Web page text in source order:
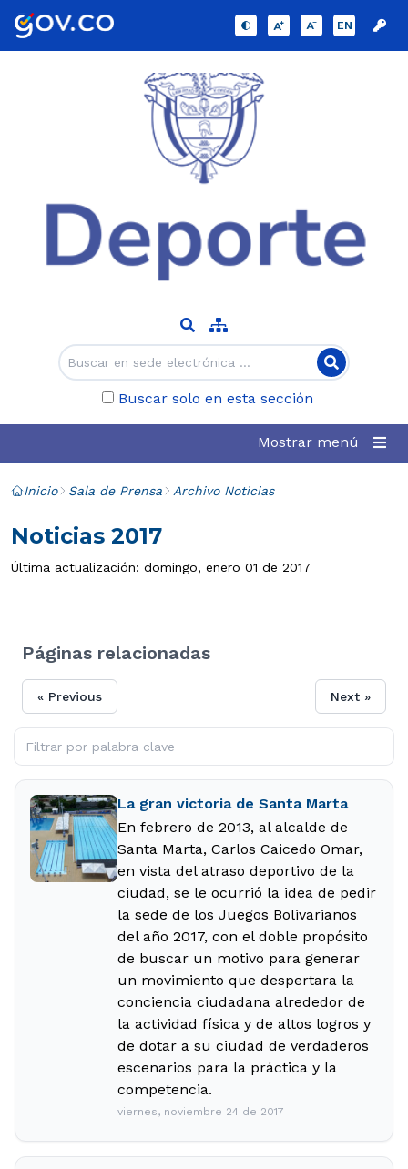
EN
Buscar solo en esta sección
Mostrar menú
Inicio Sala de Prensa Archivo Noticias
Noticias 2017
Última actualización: domingo, enero 01 de 2017
Páginas relacionadas
« Previous Next »
La gran victoria de Santa Marta
En febrero de 2013, al alcalde de
Santa Marta, Carlos Caicedo Omar,
en vista del atraso deportivo de la
ciudad, se le ocurrió la idea de pedir
la sede de los Juegos Bolivarianos
del año 2017, con el doble propósito
de buscar un motivo para generar
un movimiento que despertara la
conciencia ciudadana alrededor de
la actividad física y de altos logros y
de dotar a su ciudad de verdaderos
escenarios para la práctica y la
competencia.
viernes, noviembre 24 de 2017